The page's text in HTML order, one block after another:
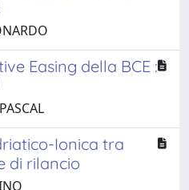
Easing della BCE :
Ionica tra
di rilancio